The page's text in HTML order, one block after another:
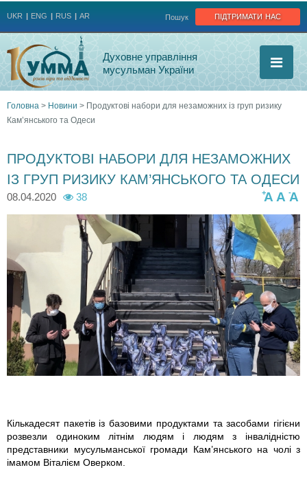
підтримати нас
Пошук
UKR ENG RUS AR
Духовне управління
мусульман України
Ви
є
тут
Головна > Новини > Продуктові набори для незаможних із груп ризику
Кам’янського та Одеси
ПРОДУКТОВІ НАБОРИ ДЛЯ НЕЗАМОЖНИХ
ІЗ ГРУП РИЗИКУ КАМ’ЯНСЬКОГО ТА ОДЕСИ
08.04.2020 38 -A
A
+A
a
z
d
a
a
Кількадесят пакетів із базовими продуктами та засобами гігієни
розвезли одиноким літнім людям і людям з інвалідністю
представники мусульманської громади Кам’янського на чолі з
імамом Віталієм Оверком.